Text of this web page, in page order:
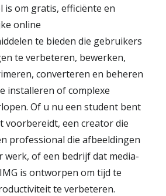
is om gratis, efficiënte en
online
te bieden die gebruikers
te verbeteren, bewerken,
converteren en beheren
installeren of complexe
Of u nu een student bent
voorbereidt, een creator die
professional die afbeeldingen
of een bedrijf dat media-
is ontworpen om tijd te
te verbeteren.